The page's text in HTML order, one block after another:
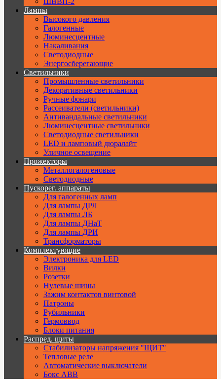
Лампы
Высокого давления
Галогенные
Люминесцентные
Накаливания
Светодиодные
Энергосберегающие
Светильники
Промышленные светильники
Декоративные светильники
Ручные фонари
Рассеиватели (светильники)
Антивандальные светильники
Люминесцентные светильники
Cветодиодные светильники
LED и ламповый дюралайт
Уличное освещение
Прожекторы
Металлогалогеновые
Светодиодные
Пускорег. аппараты
Для галогенных ламп
Для лампы ДРЛ
Для лампы ЛБ
Для лампы ДНаТ
Для лампы ДРИ
Трансформаторы
Комплектующие
Электроника для LED
Вилки
Розетки
Нулевые шины
Зажим контактов винтовой
Патроны
Рубильники
Гермоввод
Блоки питания
Распред. щиты
Стабилизаторы напряжения "ЩИТ"
Тепловые реле
Автоматические выключатели
Бокс ABB